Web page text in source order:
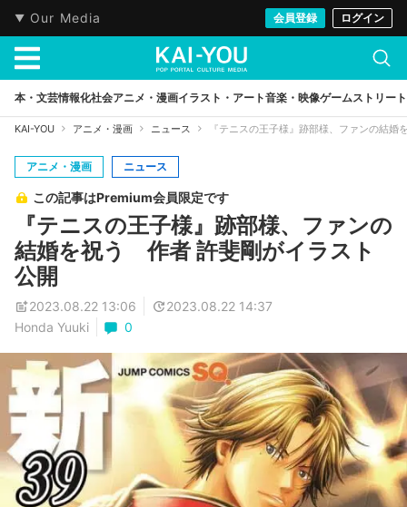
Our Media 会員登録 ログイン
本・文芸情報化社会アニメ・漫画イラスト・アート音楽・映像ゲームストリート
KAI-YOU アニメ・漫画 ニュース 『テニスの王子様』跡部様、ファンの結
アニメ・漫画 ニュース
この記事はPremium会員限定です
『テニスの王子様』跡部様、ファンの
結婚を祝う 作者 許斐剛がイラスト
公開
2023.08.22 13:06
2023.08.22 14:37
Honda Yuuki
0